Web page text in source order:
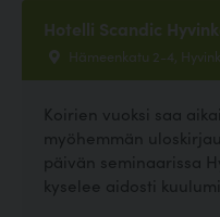
Hotelli Scandic
Hämeenkatu 2-4,
Koirien vuoksi saa
myöhemmän
päivän seminaarissa
kyselee aidosti